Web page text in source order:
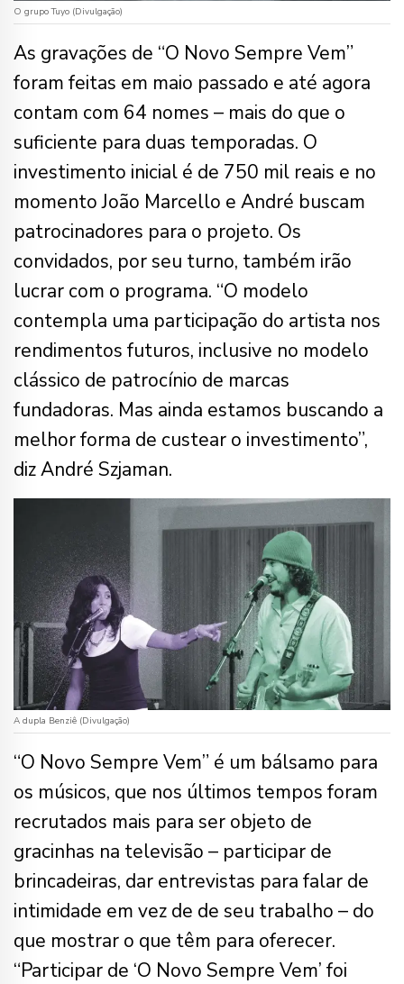
O grupo Tuyo (Divulgação)
As gravações de “O Novo Sempre Vem”
foram feitas em maio passado e até agora
contam com 64 nomes – mais do que o
suficiente para duas temporadas. O
investimento inicial é de 750 mil reais e no
momento João Marcello e André buscam
patrocinadores para o projeto. Os
convidados, por seu turno, também irão
lucrar com o programa. “O modelo
contempla uma participação do artista nos
rendimentos futuros, inclusive no modelo
clássico de patrocínio de marcas
fundadoras. Mas ainda estamos buscando a
melhor forma de custear o investimento”,
diz André Szjaman.
A dupla Benziê (Divulgação)
“O Novo Sempre Vem” é um bálsamo para
os músicos, que nos últimos tempos foram
recrutados mais para ser objeto de
gracinhas na televisão – participar de
brincadeiras, dar entrevistas para falar de
intimidade em vez de de seu trabalho – do
que mostrar o que têm para oferecer.
“Participar de ‘O Novo Sempre Vem’ foi